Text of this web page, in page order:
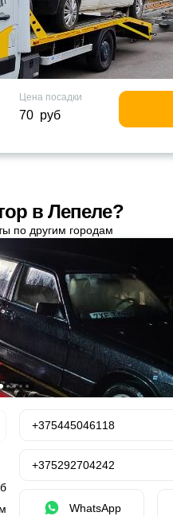
Цена посадки
70 руб
в Лепеле?
по другим городам
+375445046118
+375292704242
WhatsApp